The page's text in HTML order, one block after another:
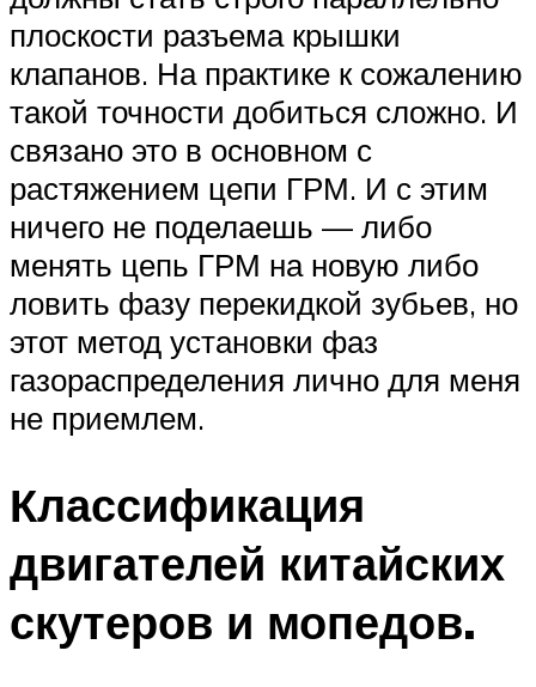
плоскости разъема крышки
клапанов. На практике к сожалению
такой точности добиться сложно. И
связано это в основном с
растяжением цепи ГРМ. И с этим
ничего не поделаешь — либо
менять цепь ГРМ на новую либо
ловить фазу перекидкой зубьев, но
этот метод установки фаз
газораспределения лично для меня
не приемлем.
Классификация
двигателей китайских
скутеров и мопедов.